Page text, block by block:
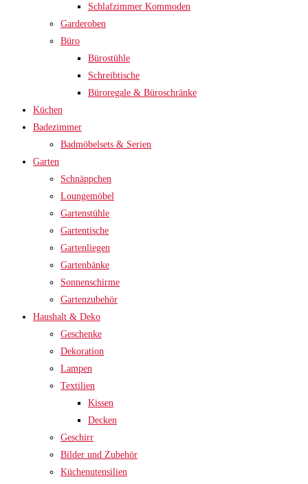
Schlafzimmer Kommoden
Garderoben
Büro
Bürostühle
Schreibtische
Büroregale & Büroschränke
Küchen
Badezimmer
Badmöbelsets & Serien
Garten
Schnäppchen
Loungemöbel
Gartenstühle
Gartentische
Gartenliegen
Gartenbänke
Sonnenschirme
Gartenzubehör
Haushalt & Deko
Geschenke
Dekoration
Lampen
Textilien
Kissen
Decken
Geschirr
Bilder und Zubehör
Küchenutensilien